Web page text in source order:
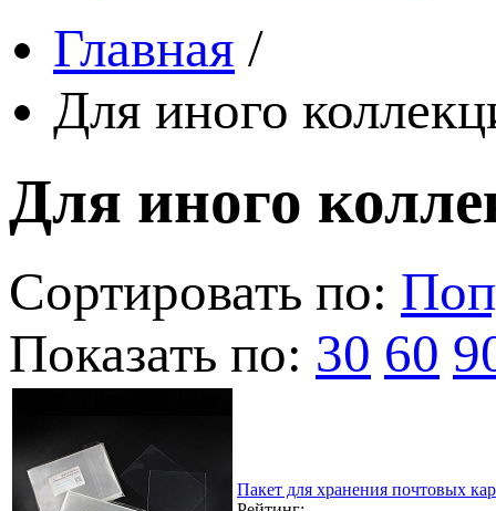
Главная /
Для иного
Для иного
Сортировать по:
Показать по: 30 60
Пакет для хранения почтовых